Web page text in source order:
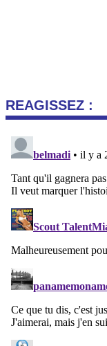
REAGISSEZ :